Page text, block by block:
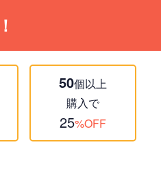
50個以上
購入で
25%OFF